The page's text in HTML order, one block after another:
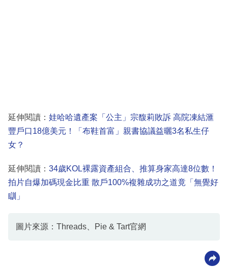
延伸閱讀： 娃哈哈遺產案「公主」宗馥莉敗訴 高院凍結滙
豐戶口18億美元！「布鞋首富」親書協議益曬3名私生仔
女？
延伸閱讀： 34歲KOL裸露資產組合、推算身家高達8位數！
拍片自爆加碼現金比重 散戶100%複雜成功之道竟「無覺好
瞓」
圖片來源：Threads、Pie & Tart官網